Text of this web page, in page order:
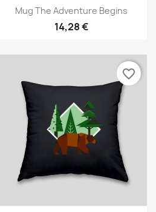
Aperçu rapide
Mug The Adventure Begins
14,28 €
favorite_border